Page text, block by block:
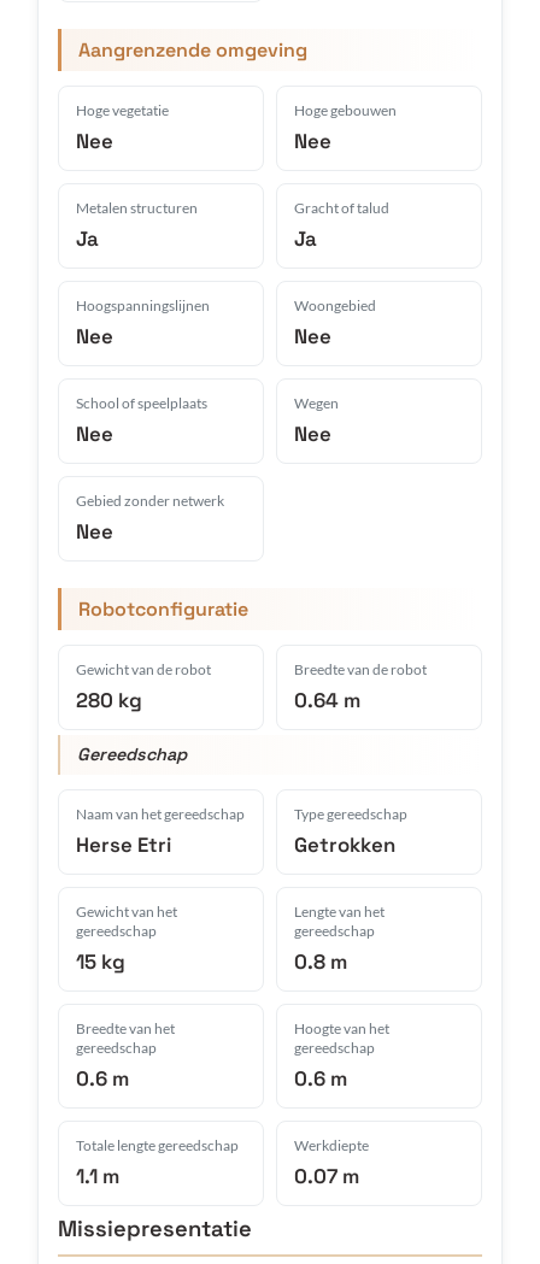
Aangrenzende omgeving
Hoge vegetatie
Nee
Hoge gebouwen
Nee
Metalen structuren
Ja
Gracht of talud
Ja
Hoogspanningslijnen
Nee
Woongebied
Nee
School of speelplaats
Nee
Wegen
Nee
Gebied zonder netwerk
Nee
Robotconfiguratie
Gewicht van de robot
280 kg
Breedte van de robot
0.64 m
Gereedschap
Naam van het gereedschap
Herse Etri
Type gereedschap
Getrokken
Gewicht van het
gereedschap
15 kg
Lengte van het
gereedschap
0.8 m
Breedte van het
gereedschap
0.6 m
Hoogte van het
gereedschap
0.6 m
Totale lengte gereedschap
1.1 m
Werkdiepte
0.07 m
Missiepresentatie